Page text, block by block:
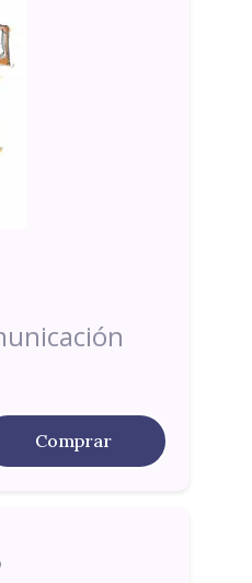
Comprar